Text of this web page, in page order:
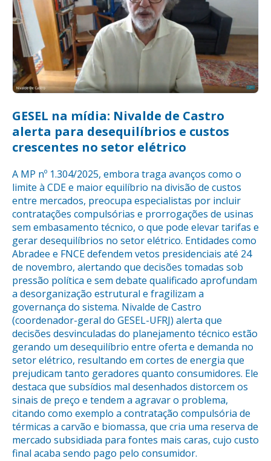
GESEL na mídia: Nivalde de Castro
alerta para desequilíbrios e custos
crescentes no setor elétrico
A MP nº 1.304/2025, embora traga avanços como o
limite à CDE e maior equilíbrio na divisão de custos
entre mercados, preocupa especialistas por incluir
contratações compulsórias e prorrogações de usinas
sem embasamento técnico, o que pode elevar tarifas e
gerar desequilíbrios no setor elétrico. Entidades como
Abradee e FNCE defendem vetos presidenciais até 24
de novembro, alertando que decisões tomadas sob
pressão política e sem debate qualificado aprofundam
a desorganização estrutural e fragilizam a
governança do sistema. Nivalde de Castro
(coordenador-geral do GESEL-UFRJ) alerta que
decisões desvinculadas do planejamento técnico estão
gerando um desequilíbrio entre oferta e demanda no
setor elétrico, resultando em cortes de energia que
prejudicam tanto geradores quanto consumidores. Ele
destaca que subsídios mal desenhados distorcem os
sinais de preço e tendem a agravar o problema,
citando como exemplo a contratação compulsória de
térmicas a carvão e biomassa, que cria uma reserva de
mercado subsidiada para fontes mais caras, cujo custo
final acaba sendo pago pelo consumidor.